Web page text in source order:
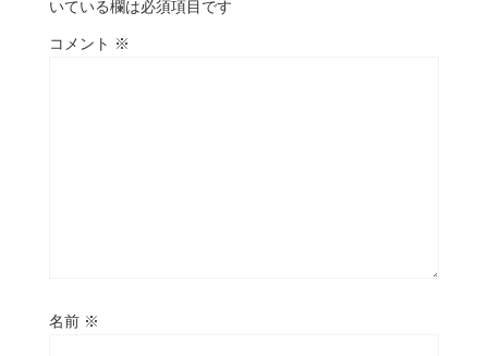
いている欄は必須項目です
コメント ※
名前 ※